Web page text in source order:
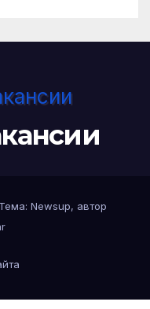
Тема: Newsup, автор